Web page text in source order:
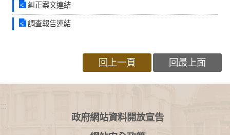
糾正案文連結
調查報告連結
回上一頁 回最上面
:::
政府網站資料開放宣告